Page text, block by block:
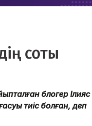
соты
блогер Ілияс
тиіс болған, деп